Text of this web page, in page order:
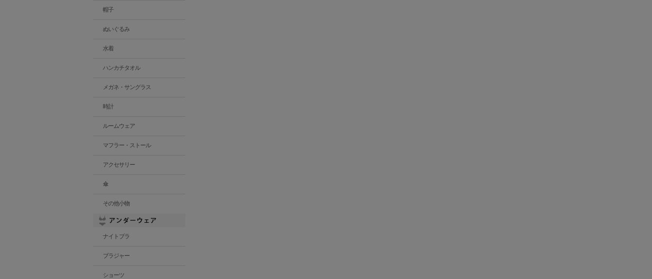
帽子
ぬいぐるみ
水着
ハンカチタオル
メガネ・サングラス
時計
ルームウェア
マフラー・ストール
アクセサリー
傘
その他小物
ナイトブラ
ブラジャー
ショーツ